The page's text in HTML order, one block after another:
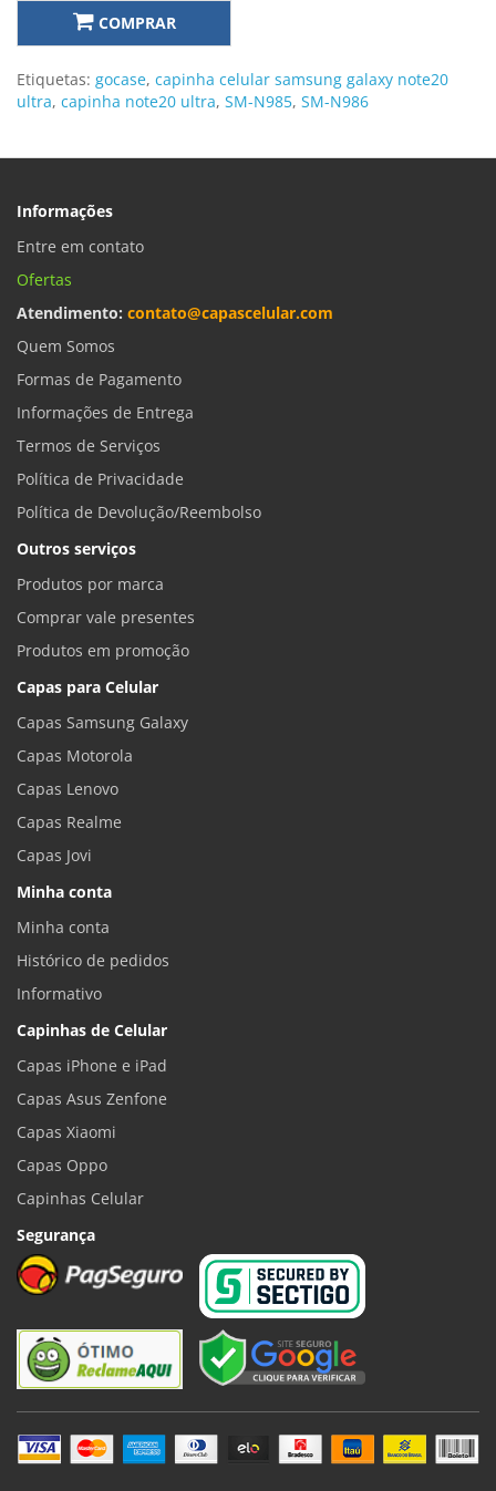
COMPRAR
Etiquetas: gocase, capinha celular samsung galaxy note20
ultra, capinha note20 ultra, SM-N985, SM-N986
Informações
Entre em contato
Ofertas
Atendimento: contato@capascelular.com
Quem Somos
Formas de Pagamento
Informações de Entrega
Termos de Serviços
Política de Privacidade
Política de Devolução/Reembolso
Outros serviços
Produtos por marca
Comprar vale presentes
Produtos em promoção
Capas para Celular
Capas Samsung Galaxy
Capas Motorola
Capas Lenovo
Capas Realme
Capas Jovi
Minha conta
Minha conta
Histórico de pedidos
Informativo
Capinhas de Celular
Capas iPhone e iPad
Capas Asus Zenfone
Capas Xiaomi
Capas Oppo
Capinhas Celular
Segurança